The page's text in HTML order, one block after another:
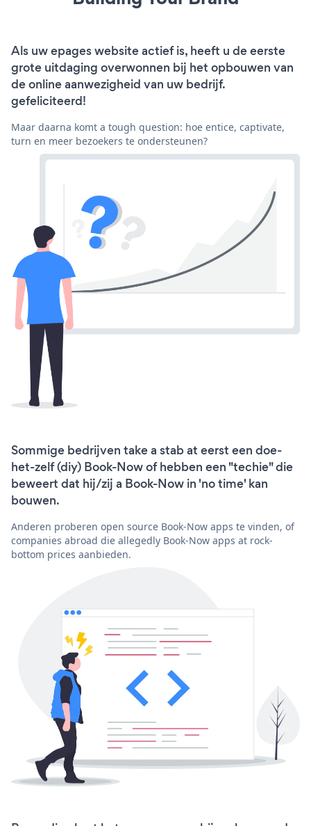
Als uw epages website actief is, heeft u de eerste
grote uitdaging overwonnen bij het opbouwen van
de online aanwezigheid van uw bedrijf.
gefeliciteerd!
Maar daarna komt a tough question: hoe entice, captivate,
turn en meer bezoekers te ondersteunen?
Sommige bedrijven take a stab at eerst een doe-
het-zelf (diy) Book-Now of hebben een "techie" die
beweert dat hij/zij a Book-Now in 'no time' kan
bouwen.
Anderen proberen open source Book-Now apps te vinden, of
companies abroad die allegedly Book-Now apps at rock-
bottom prices aanbieden.